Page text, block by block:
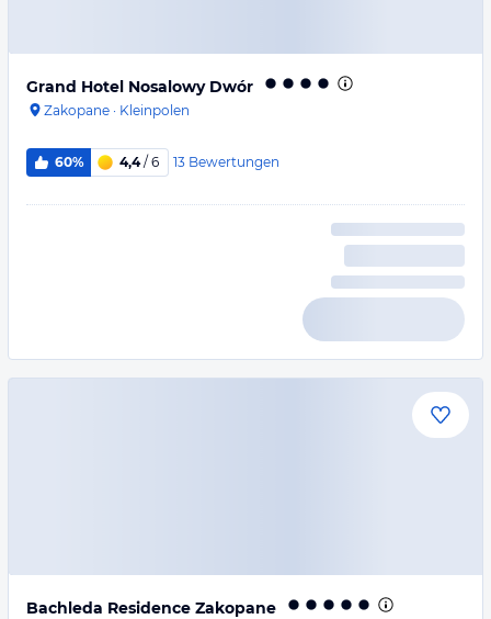
Grand Hotel Nosalowy Dwór
Zakopane · Kleinpolen
60% 4,4/ 6 13 Bewertungen
Bachleda Residence Zakopane